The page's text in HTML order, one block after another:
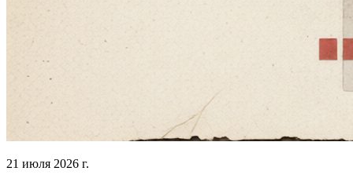
21 июля 2026 г.